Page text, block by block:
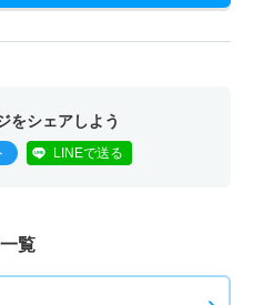
をシェアしよう
LINEで送る
覧